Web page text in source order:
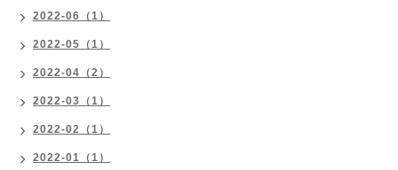
2022-06（1）
2022-05（1）
2022-04（2）
2022-03（1）
2022-02（1）
2022-01（1）